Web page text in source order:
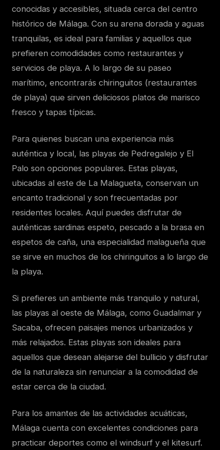
conocidas y accesibles, situada cerca del centro
histórico de Málaga. Con su arena dorada y aguas
tranquilas, es ideal para familias y aquellos que
prefieren comodidades como restaurantes y
servicios de playa. A lo largo de su paseo
marítimo, encontrarás chiringuitos (restaurantes
de playa) que sirven deliciosos platos de marisco
fresco y tapas típicas.
Para quienes buscan una experiencia más
auténtica y local, las playas de Pedregalejo y El
Palo son opciones populares. Estas playas,
ubicadas al este de La Malagueta, conservan un
encanto tradicional y son frecuentadas por
residentes locales. Aquí puedes disfrutar de
auténticas sardinas espeto, pescado a la brasa en
espetos de caña, una especialidad malagueña que
se sirve en muchos de los chiringuitos a lo largo de
la playa.
Si prefieres un ambiente más tranquilo y natural,
las playas al oeste de Málaga, como Guadalmar y
Sacaba, ofrecen paisajes menos urbanizados y
más relajados. Estas playas son ideales para
aquellos que desean alejarse del bullicio y disfrutar
de la naturaleza sin renunciar a la comodidad de
estar cerca de la ciudad.
Para los amantes de las actividades acuáticas,
Málaga cuenta con excelentes condiciones para
practicar deportes como el windsurf y el kitesurf.